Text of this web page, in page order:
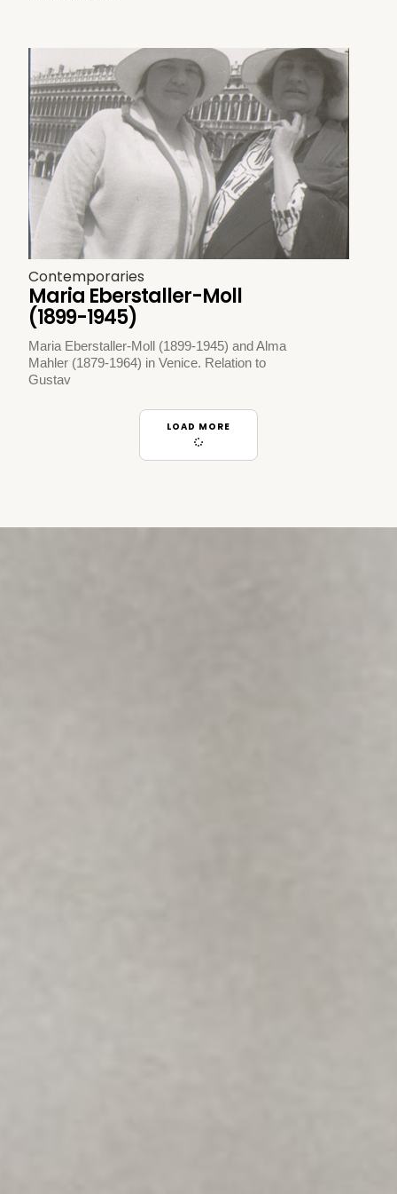
Contemporaries
Maria Eberstaller-Moll
(1899-1945)
Maria Eberstaller-Moll (1899-1945) and Alma
Mahler (1879-1964) in Venice. Relation to
Gustav
LOAD MORE